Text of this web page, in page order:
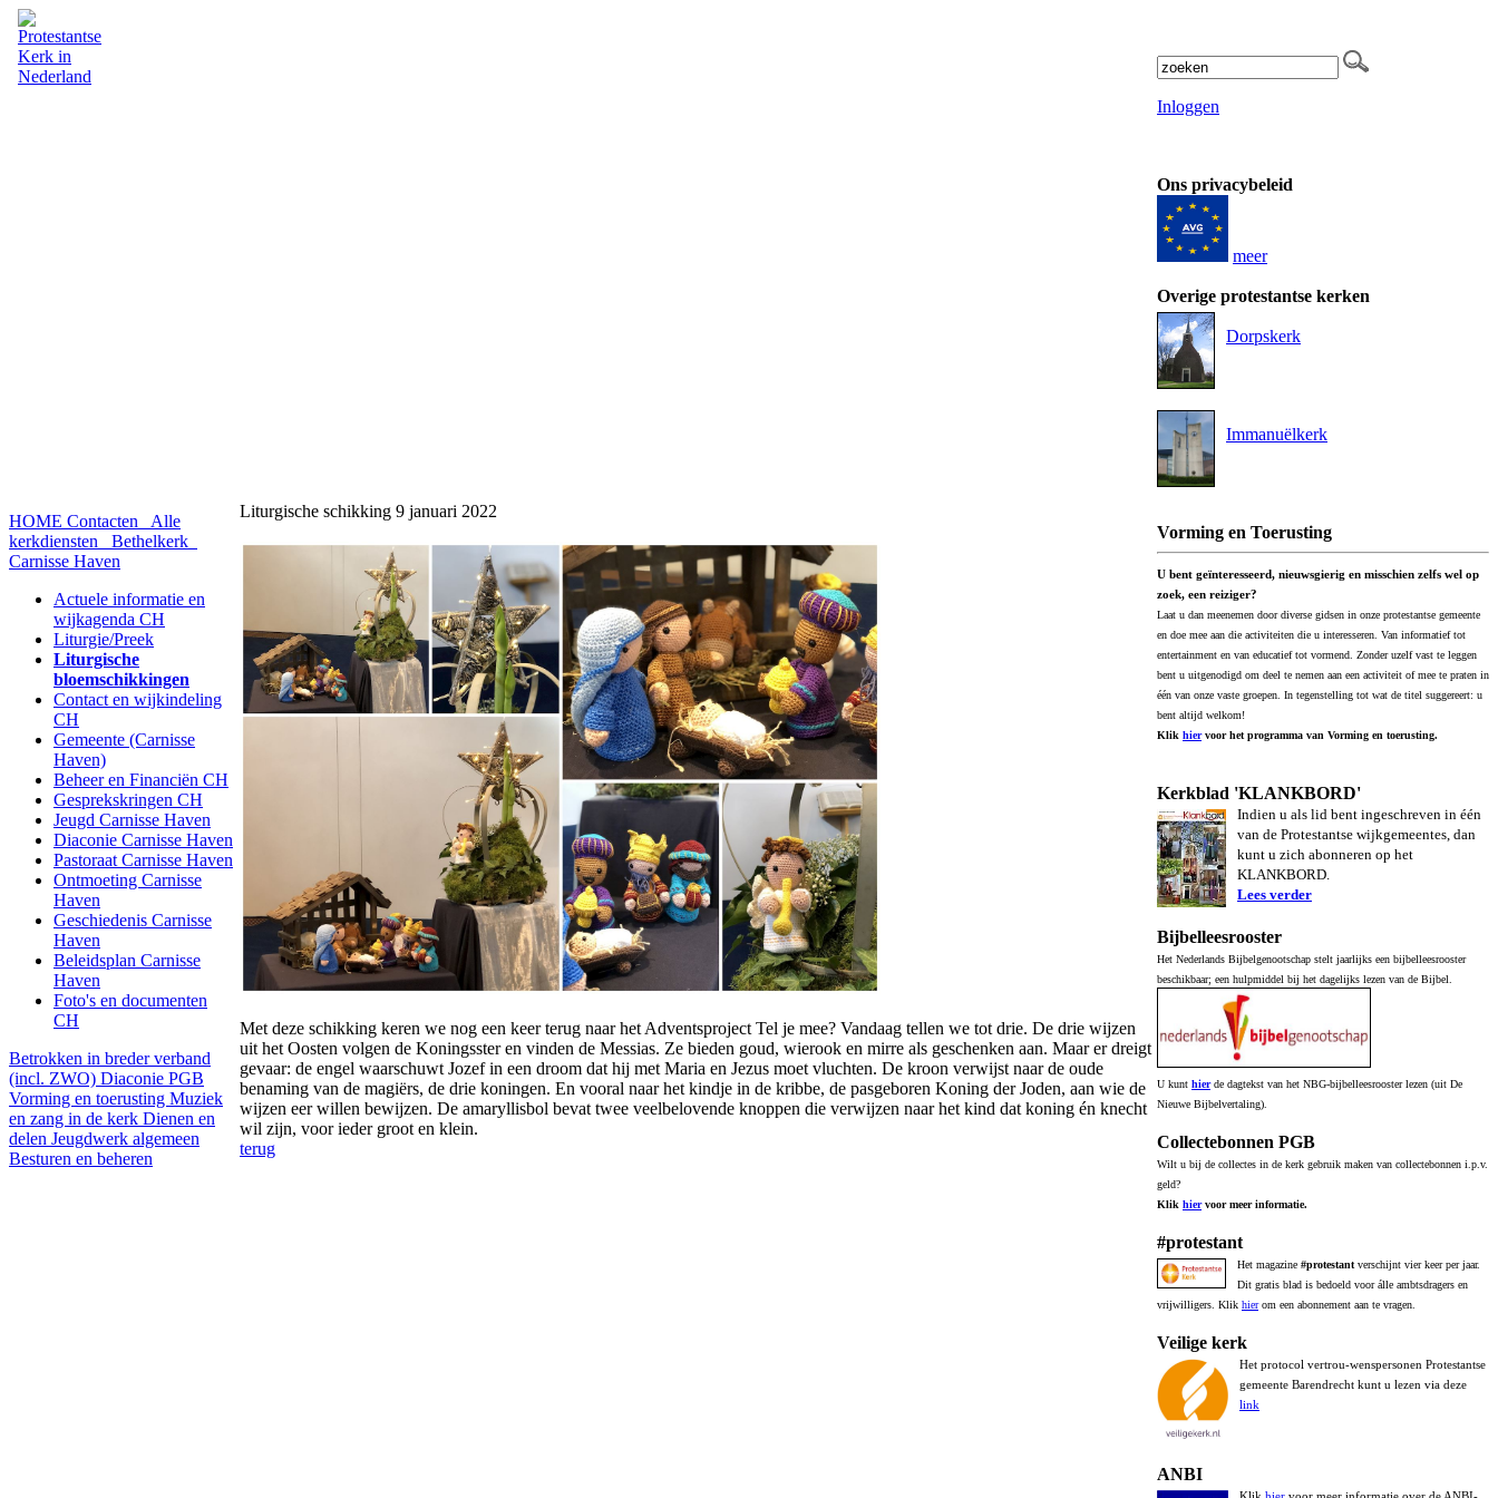
HOME Contacten
Alle
kerkdiensten
Bethelkerk
Carnisse Haven
Actuele informatie en
wijkagenda CH
Liturgie/Preek
Liturgische
bloemschikkingen
Contact en wijkindeling
CH
Gemeente (Carnisse
Haven)
Beheer en Financiën CH
Gesprekskringen CH
Jeugd Carnisse Haven
Diaconie Carnisse Haven
Pastoraat Carnisse Haven
Ontmoeting Carnisse
Haven
Geschiedenis Carnisse
Haven
Beleidsplan Carnisse
Haven
Foto's en documenten
CH
Betrokken in breder verband
(incl. ZWO) Diaconie PGB
Vorming en toerusting Muziek
en zang in de kerk Dienen en
delen Jeugdwerk algemeen
Besturen en beheren
Liturgische schikking 9 januari 2022
Met deze schikking keren we nog een keer terug naar het Adventsproject Tel je mee? Vandaag tellen we tot drie. De drie wijzen
uit het Oosten volgen de Koningsster en vinden de Messias. Ze bieden goud, wierook en mirre als geschenken aan. Maar er dreigt
gevaar: de engel waarschuwt Jozef in een droom dat hij met Maria en Jezus moet vluchten. De kroon verwijst naar de oude
benaming van de magiërs, de drie koningen. En vooral naar het kindje in de kribbe, de pasgeboren Koning der Joden, aan wie de
wijzen eer willen bewijzen. De amaryllisbol bevat twee veelbelovende knoppen die verwijzen naar het kind dat koning én knecht
wil zijn, voor ieder groot en klein.
terug
Inloggen
Ons privacybeleid
meer
Overige protestantse kerken
Dorpskerk
Immanuëlkerk
Vorming en Toerusting
U bent geïnteresseerd, nieuwsgierig en misschien zelfs wel op
zoek, een reiziger?
Laat u dan meenemen door diverse gidsen in onze protestantse gemeente
en doe mee aan die activiteiten die u interesseren. Van informatief tot
entertainment en van educatief tot vormend. Zonder uzelf vast te leggen
bent u uitgenodigd om deel te nemen aan een activiteit of mee te praten in
één van onze vaste groepen. In tegenstelling tot wat de titel suggereert: u
bent altijd welkom!
Klik hiervoor het programma van Vorming en toerusting.
Kerkblad 'KLANKBORD'
Indien u als lid bent ingeschreven in één
van de Protestantse wijkgemeentes, dan
kunt u zich abonneren op het
KLANKBORD.
Lees verder
Bijbelleesrooster
Het Nederlands Bijbelgenootschap stelt jaarlijks een bijbelleesrooster
beschikbaar; een hulpmiddel bij het dagelijks lezen van de Bijbel.
U kunt hierde dagtekst van het NBG-bijbelleesrooster lezen (uit De
Nieuwe Bijbelvertaling).
Collectebonnen PGB
Wilt u bij de collectes in de kerk gebruik maken van collectebonnen i.p.v.
geld?
Klik hiervoor meer informatie.
#protestant
Het magazine #protestant verschijnt vier keer per jaar.
Dit gratis blad is bedoeld voor álle ambtsdragers en
vrijwilligers. Klik hierom een abonnement aan te vragen.
Veilige kerk
Het protocol vertrou-wenspersonen Protestantse
gemeente Barendrecht kunt u lezen via deze
link
ANBI